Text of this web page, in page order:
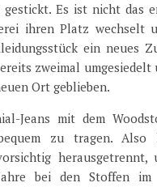
gestickt. Es ist nicht das
ihren Platz wechselt
ein neues
zweimal umgesiedelt
Ort geblieben.
Jeans mit dem
zu tragen. Also
herausgetrennt,
bei den Stoffen im